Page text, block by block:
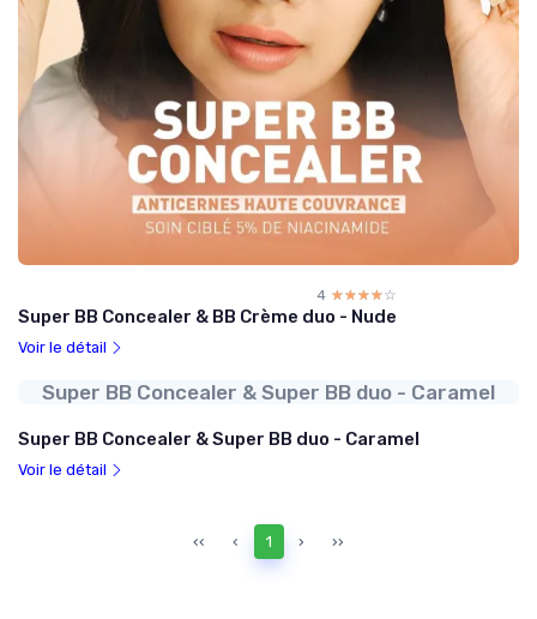
4 ☆☆☆☆☆
★★★★★
Super BB Concealer & BB Crème duo - Nude
Voir le détail
Super BB Concealer & Super BB duo - Caramel
Super BB Concealer & Super BB duo - Caramel
Voir le détail
‹‹ ‹ 1 › ››